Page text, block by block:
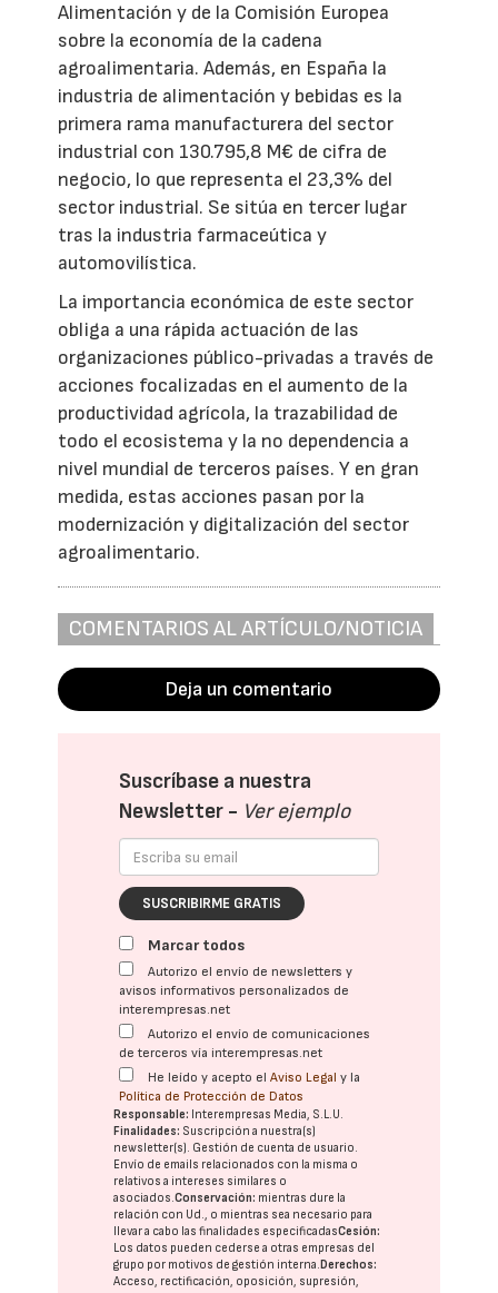
Alimentación y de la Comisión Europea
sobre la economía de la cadena
agroalimentaria. Además, en España la
industria de alimentación y bebidas es la
primera rama manufacturera del sector
industrial con 130.795,8 M€ de cifra de
negocio, lo que representa el 23,3% del
sector industrial. Se sitúa en tercer lugar
tras la industria farmaceútica y
automovilística.
La importancia económica de este sector
obliga a una rápida actuación de las
organizaciones público-privadas a través de
acciones focalizadas en el aumento de la
productividad agrícola, la trazabilidad de
todo el ecosistema y la no dependencia a
nivel mundial de terceros países. Y en gran
medida, estas acciones pasan por la
modernización y digitalización del sector
agroalimentario.
COMENTARIOS AL ARTÍCULO/NOTICIA
Deja un comentario
Suscríbase a nuestra
Newsletter - Ver ejemplo
SUSCRIBIRME GRATIS
Marcar todos
Autorizo el envío de newsletters y
avisos informativos personalizados de
interempresas.net
Autorizo el envío de comunicaciones
de terceros vía interempresas.net
He leído y acepto elAviso Legal y la
Política de Protección de Datos
Responsable: Interempresas Media, S.L.U.
Finalidades: Suscripción a nuestra(s)
newsletter(s). Gestión de cuenta de usuario.
Envío de emails relacionados con la misma o
relativos a intereses similares o
asociados.Conservación: mientras dure la
relación con Ud., o mientras sea necesario para
llevar a cabo las finalidades especificadasCesión:
Los datos pueden cederse a otras empresas del
grupo por motivos de gestión interna.Derechos:
Acceso, rectificación, oposición, supresión,